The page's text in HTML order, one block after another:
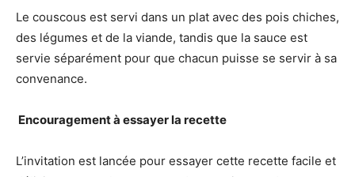
Le couscous est servi dans un plat avec des pois chiches,
des légumes et de la viande, tandis que la sauce est
servie séparément pour que chacun puisse se servir à sa
convenance.
‍ Encouragement à essayer la recette
L’invitation est lancée pour essayer cette recette facile et